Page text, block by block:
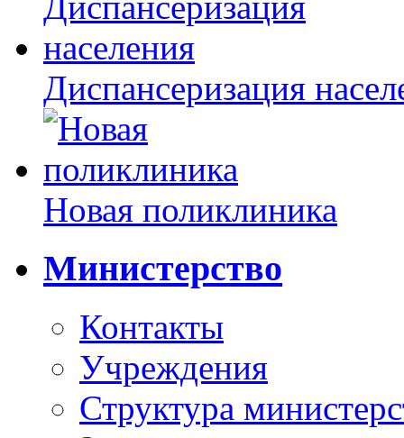
Диспансеризация
Новая поликлиника
Министерство
Контакты
Учреждения
Структура